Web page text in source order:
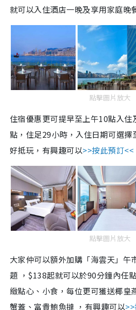
就可以入住酒店一晚及享用家庭晚
點擊圖片放大
住宿優惠更可提早至上午10點入住
點，住足29小時，入住日期可選擇
好抵玩，有興趣可以>>按此預訂<<
點擊圖片放大
大家仲可以額外加購「海雲天」午
題 ，$138起就可以於90分鐘內任
緻點心、小食，每位更可獲送椰皇
蟹蓋、富貴鮑魚撻 ，有興趣可以